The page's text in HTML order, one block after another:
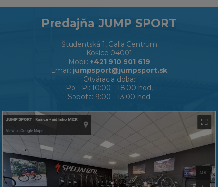
Predajňa JUMP SPORT
Študentská 1, Galla Centrum
Košice 04001
Mobil: +421 910 901 619
Email: jumpsport@jumpsport.sk
Otváracia doba:
Po - Pi: 10:00 - 18:00 hod,
Sobota: 9:00 - 13:00 hod